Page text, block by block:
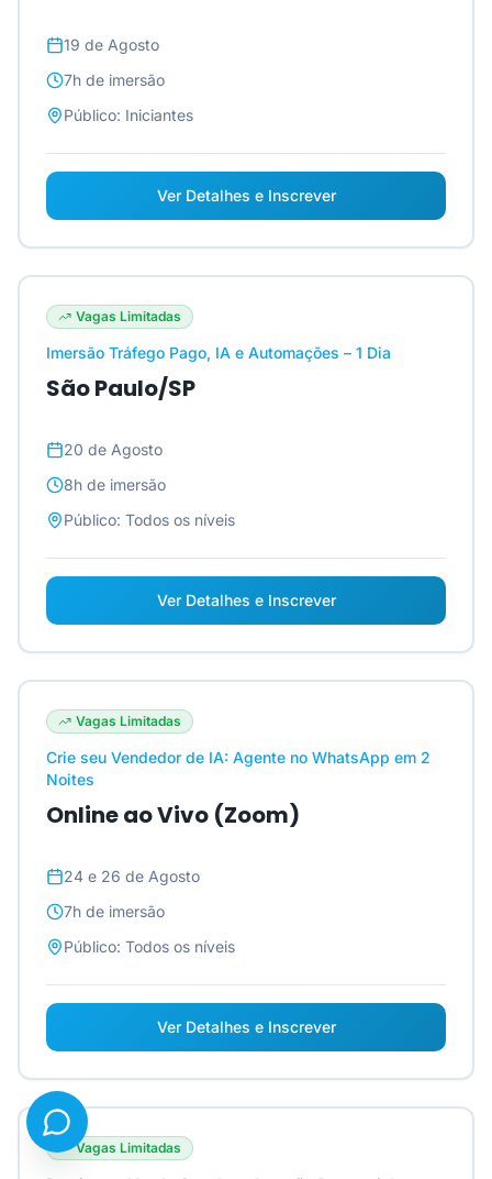
19 de Agosto
7h de imersão
Público: Iniciantes
Ver Detalhes e Inscrever
Vagas Limitadas
Imersão Tráfego Pago, IA e Automações – 1 Dia
São Paulo/SP
20 de Agosto
8h de imersão
Público: Todos os níveis
Ver Detalhes e Inscrever
Vagas Limitadas
Crie seu Vendedor de IA: Agente no WhatsApp em 2
Noites
Online ao Vivo (Zoom)
24 e 26 de Agosto
7h de imersão
Público: Todos os níveis
Ver Detalhes e Inscrever
Vagas Limitadas